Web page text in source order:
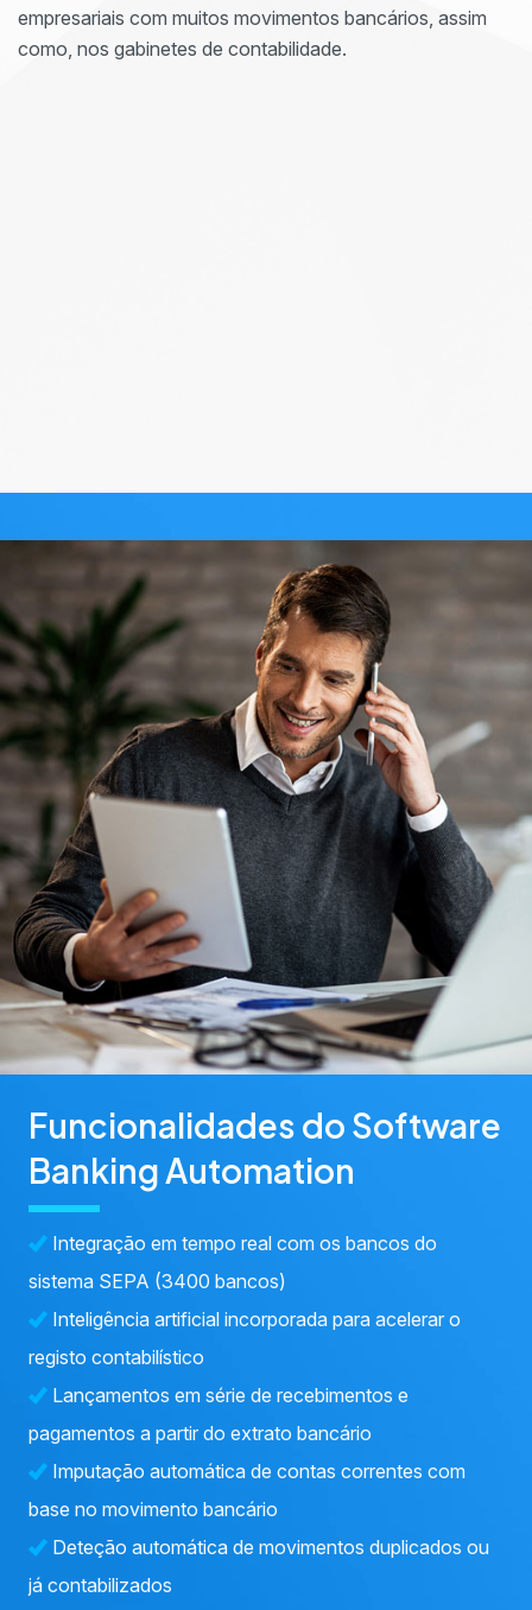
empresariais com muitos movimentos bancários, assim
como, nos gabinetes de contabilidade.
Funcionalidades do Software
Banking Automation
Integração em tempo real com os bancos do
sistema SEPA (3400 bancos)
Inteligência artificial incorporada para acelerar o
registo contabilístico
Lançamentos em série de recebimentos e
pagamentos a partir do extrato bancário
Imputação automática de contas correntes com
base no movimento bancário
Deteção automática de movimentos duplicados ou
já contabilizados